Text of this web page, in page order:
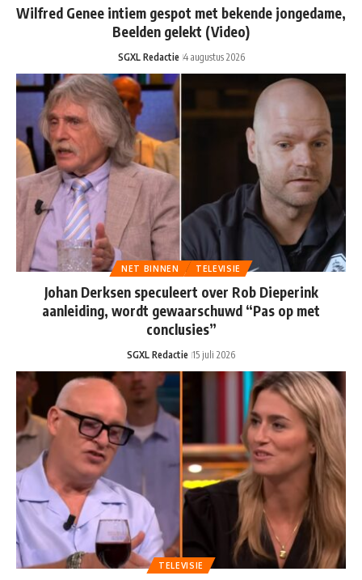
Wilfred Genee intiem gespot met bekende jongedame,
Beelden gelekt (Video)
SGXL Redactie 4 augustus 2026
NET BINNEN TELEVISIE
Johan Derksen speculeert over Rob Dieperink
aanleiding, wordt gewaarschuwd “Pas op met
conclusies”
SGXL Redactie 15 juli 2026
TELEVISIE